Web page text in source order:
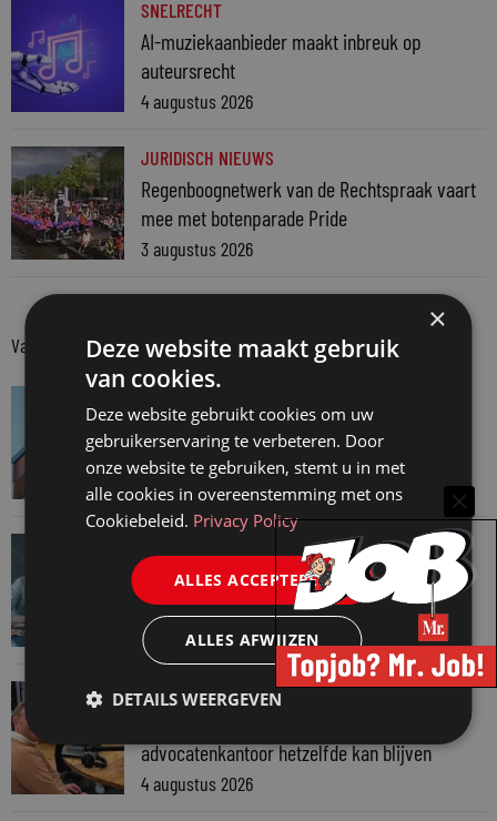
SNELRECHT
AI-muziekaanbieder maakt inbreuk op
auteursrecht
4 augustus 2026
JURIDISCH NIEUWS
Regenboognetwerk van de Rechtspraak vaart
mee met botenparade Pride
3 augustus 2026
Van onze kennispartners
Van praktijk naar bewijs: hoe onderbouw je
keuzes tijdens een Wwft-audit?
7 augustus 2026
VAN ONZE KENNISPARTNERS
Werkdruk zegt meer dan urennormen
7 augustus 2026
VAN ONZE KENNISPARTNERS
advocatenkantoor hetzelfde kan blijven
4 augustus 2026
×
Deze website maakt gebruik
van cookies.
Deze website gebruikt cookies om uw
gebruikerservaring te verbeteren. Door
onze website te gebruiken, stemt u in met
alle cookies in overeenstemming met ons
Cookiebeleid. Privacy Policy
ALLES ACCEPTEREN
ALLES AFWIJZEN
DETAILS WEERGEVEN